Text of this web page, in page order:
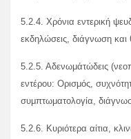
5.2.4. Χρόνια εντερική
εκδηλώσεις, διάγνωση και
5.2.5. Αδενωμάτώδεις
εντέρου: Ορισμός,
συμπτωματολογία,
5.2.6. Κυριότερα αίτια,